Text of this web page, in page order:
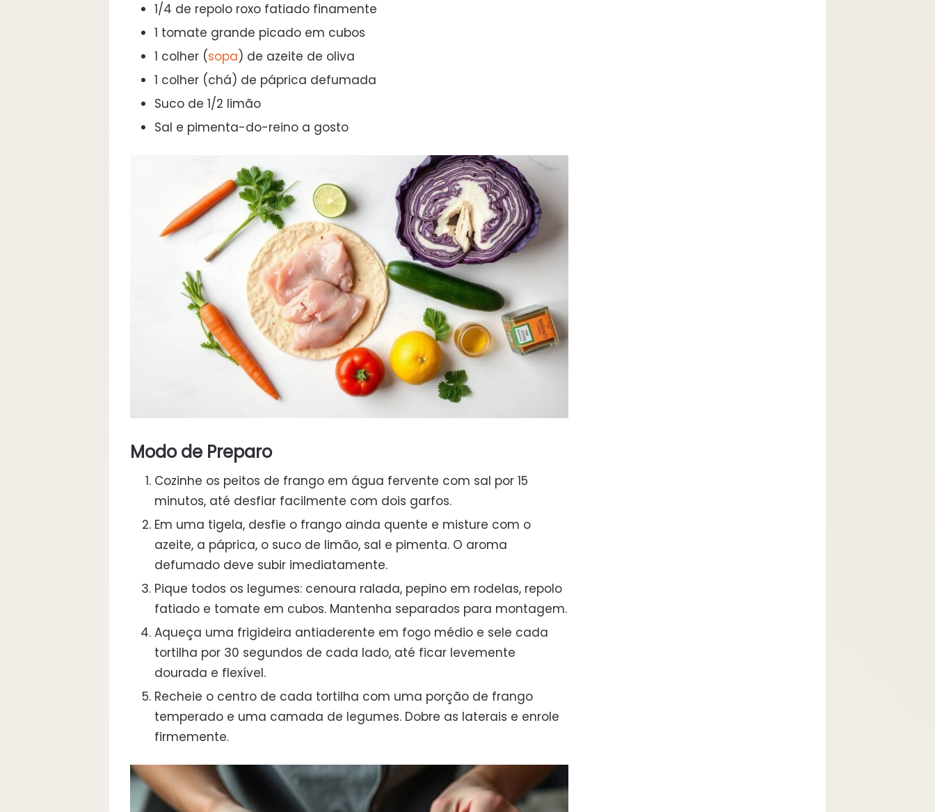
1/4 de repolo roxo fatiado finamente
1 tomate grande picado em cubos
1 colher (sopa) de azeite de oliva
1 colher (chá) de páprica defumada
Suco de 1/2 limão
Sal e pimenta-do-reino a gosto
Modo de Preparo
Cozinhe os peitos de frango em água fervente com sal por 15
minutos, até desfiar facilmente com dois garfos.
Em uma tigela, desfie o frango ainda quente e misture com o
azeite, a páprica, o suco de limão, sal e pimenta. O aroma
defumado deve subir imediatamente.
Pique todos os legumes: cenoura ralada, pepino em rodelas, repolo
fatiado e tomate em cubos. Mantenha separados para montagem.
Aqueça uma frigideira antiaderente em fogo médio e sele cada
tortilha por 30 segundos de cada lado, até ficar levemente
dourada e flexível.
Recheie o centro de cada tortilha com uma porção de frango
temperado e uma camada de legumes. Dobre as laterais e enrole
firmemente.